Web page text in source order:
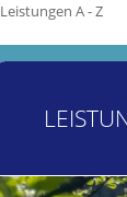
Leistungen A - Z